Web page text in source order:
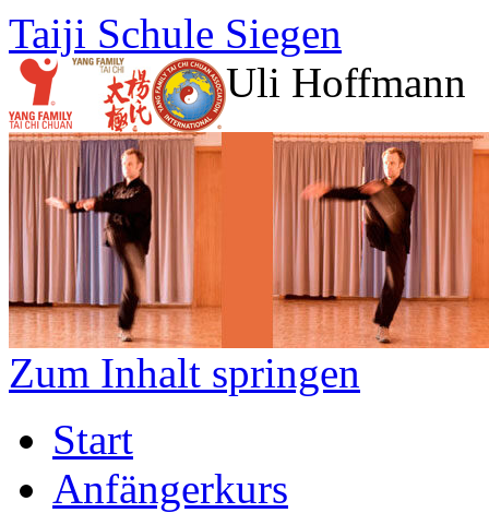
Taiji Schule Siegen
Uli Hoffmann
Zum Inhalt springen
Start
Anfängerkurs